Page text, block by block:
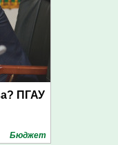
ПГАУ
Бюджет